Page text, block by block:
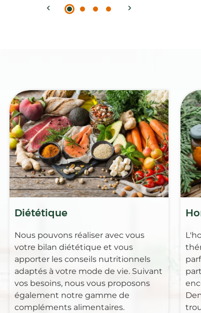
Diététique
Nous pouvons réaliser avec vous
votre bilan diététique et vous
apporter les conseils nutritionnels
adaptés à votre mode de vie. Suivant
vos besoins, nous vous proposons
également notre gamme de
compléments alimentaires.